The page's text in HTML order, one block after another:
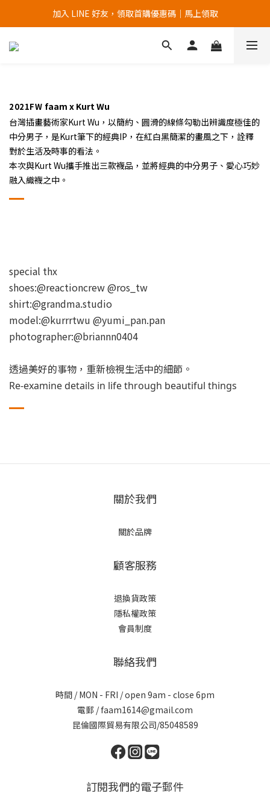
加入官網會員，首次購買 " 免運 "
加入 LINE 好友，領取首購優惠碼｜馬上領取
加入官網會員，首次購買 " 免運 "
2021FW faam x Kurt Wu
台灣插畫藝術家Kurt Wu，以簡約、圓滑的線條勾勒出辨識度極佳的
中分男子，是Kurt筆下的經典IP，在紅白黑簡潔的畫風之下，詮釋
對於生活及時事的看法。
本次與Kurt Wu攜手推出三款襪品，並將經典的中分男子、愛心巧妙
融入織襪之中。
special thx
shoes:@reactioncrew @ros_tw
shirt:@grandma.studio
model:@kurrrtwu @yumi_pan.pan
photographer:@briannn0404
透過美好的事物，重新檢視生活中的細節。
Re-examine details in life through beautiful things
關於我們
關於品牌
顧客服務
退換貨政策
隱私權政策
會員制度
聯絡我們
時間 / MON - FRI / open 9am - close 6pm
電郵 / faam1614@gmail.com
昆倫國際貿易有限公司/85048589
訂閱我們的電子郵件